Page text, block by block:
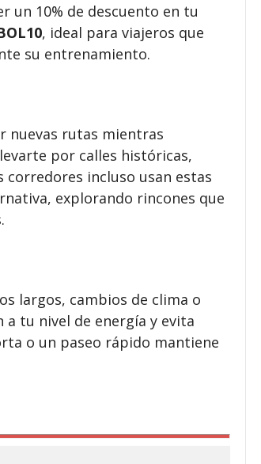
un 10% de descuento en tu
, ideal para viajeros que
su entrenamiento.
nuevas rutas mientras
por calles históricas,
corredores incluso usan estas
explorando rincones que
largos, cambios de clima o
a tu nivel de energía y evita
o un paseo rápido mantiene